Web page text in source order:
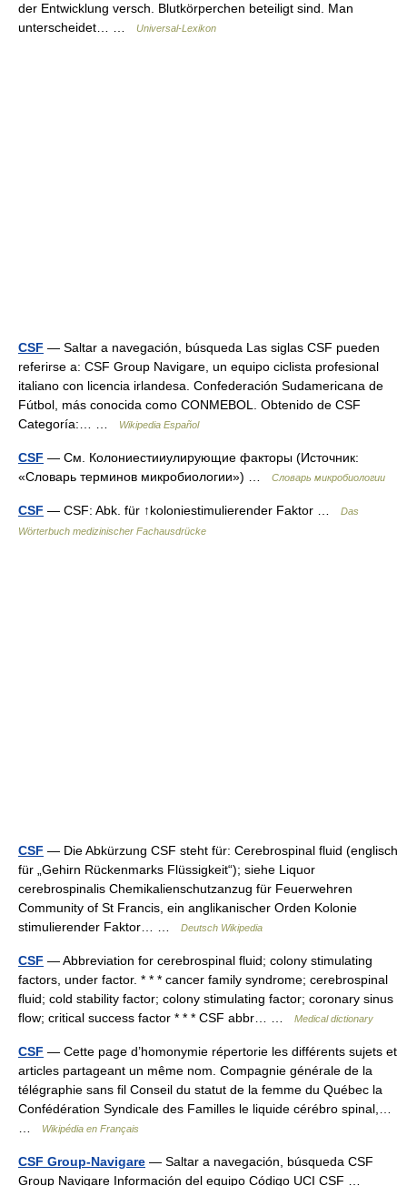
der Entwicklung versch. Blutkörperchen beteiligt sind. Man
unterscheidet… …
Universal-Lexikon
CSF — Saltar a navegación, búsqueda Las siglas CSF pueden
referirse a: CSF Group Navigare, un equipo ciclista profesional
italiano con licencia irlandesa. Confederación Sudamericana de
Fútbol, más conocida como CONMEBOL. Obtenido de CSF
Categoría:… …
Wikipedia Español
CSF — См. Колониестииулирующие факторы (Источник:
«Словарь терминов микробиологии») …
Словарь микробиологии
CSF — CSF: Abk. für ↑koloniestimulierender Faktor …
Das
Wörterbuch medizinischer Fachausdrücke
CSF — Die Abkürzung CSF steht für: Cerebrospinal fluid (englisch
für „Gehirn Rückenmarks Flüssigkeit“); siehe Liquor
cerebrospinalis Chemikalienschutzanzug für Feuerwehren
Community of St Francis, ein anglikanischer Orden Kolonie
stimulierender Faktor… …
Deutsch Wikipedia
CSF — Abbreviation for cerebrospinal fluid; colony stimulating
factors, under factor. * * * cancer family syndrome; cerebrospinal
fluid; cold stability factor; colony stimulating factor; coronary sinus
flow; critical success factor * * * CSF abbr… …
Medical dictionary
CSF — Cette page d’homonymie répertorie les différents sujets et
articles partageant un même nom. Compagnie générale de la
télégraphie sans fil Conseil du statut de la femme du Québec la
Confédération Syndicale des Familles le liquide cérébro spinal,…
Wikipédia en Français
CSF Group-Navigare — Saltar a navegación, búsqueda CSF
Group Navigare Información del equipo Código UCI CSF …